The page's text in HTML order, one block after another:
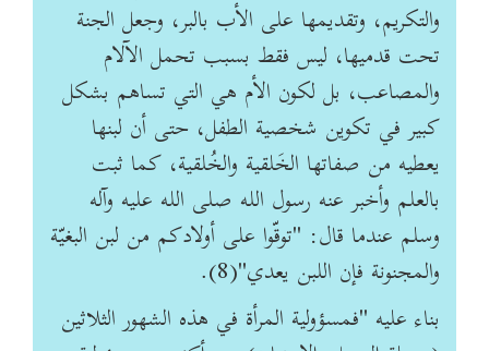
والتكريم، وتقديمها على الأب بالبر، وجعل الجنة
تحت قدميها، ليس فقط بسبب تحمل الآلام
والمصاعب، بل لكون الأم هي التي تساهم بشكل
كبير في تكوين شخصية الطفل، حتى أن لبنها
يعطيه من صفاتها الخَلقية والخُلقية، كما ثبت
بالعلم وأخبر عنه رسول الله صلى الله عليه وآله
وسلم عندما قال: "توقّوا على أولادكم من لبن البغيّة
والمجنونة فإن اللبن يعدي"(8).
بناء عليه "فمسؤولية المرأة في هذه الشهور الثلاثين